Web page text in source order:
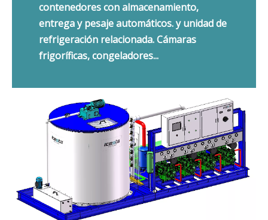
contenedores con almacenamiento,
entrega y pesaje automáticos. y unidad de
refrigeración relacionada. Cámaras
frigoríficas, congeladores...